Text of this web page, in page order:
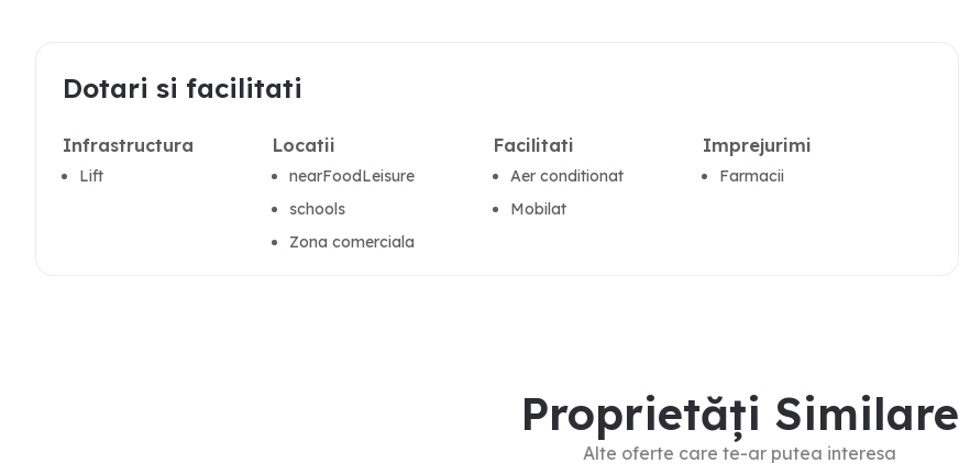
Dotari si facilitati
Infrastructura
Lift
Locatii
nearFoodLeisure
schools
Zona comerciala
Facilitati
Aer conditionat
Mobilat
Imprejurimi
Farmacii
Proprietăți Similare
Alte oferte care te-ar putea interesa